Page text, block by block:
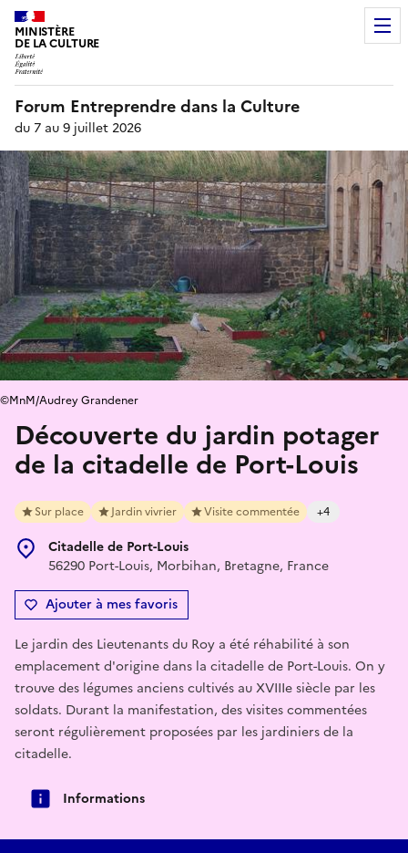
MINISTÈRE
DE LA CULTURE
Forum Entreprendre dans la Culture
du 7 au 9 juillet 2026
Découverte du jardin potager
de la citadelle de Port-Louis
Sur place Jardin vivrier Visite commentée +4
Citadelle de Port-Louis
56290 Port-Louis, Morbihan, Bretagne, France
Ajouter à mes favoris
©MnM/Audrey Grandener
Le jardin des Lieutenants du Roy a été réhabilité à son
emplacement d'origine dans la citadelle de Port-Louis. On y
trouve des légumes anciens cultivés au XVIIIe siècle par les
soldats. Durant la manifestation, des visites commentées
seront régulièrement proposées par les jardiniers de la
citadelle.
Informations